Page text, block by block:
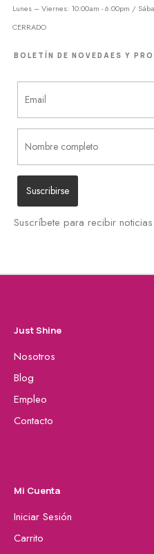
Lunes – Viernes: 10:00am - 6:00pm /
CERRADO
BOLETÍN DE NOVEDAES Y
Suscríbete para recibir
Just Shine
Nosotros
Blog
Empleo
Contacto
Mi Cuenta
Iniciar Sesión
Carrito